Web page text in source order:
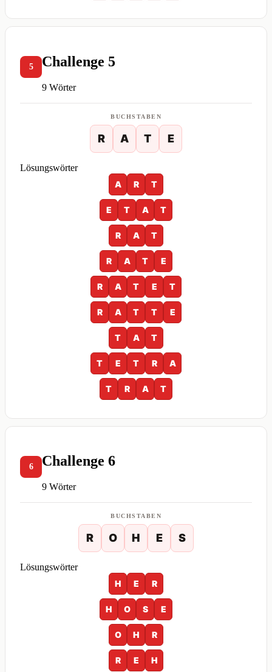
5 Challenge 5
9 Wörter
BUCHSTABEN
R A T E
Lösungswörter
A
R T
E T A T
R A T
R A T E
R A T E T
R A T T E
T A T
T E T R A
T R A T
6 Challenge 6
9 Wörter
BUCHSTABEN
R O H E S
Lösungswörter
H
E R
H O S E
O H R
R E H